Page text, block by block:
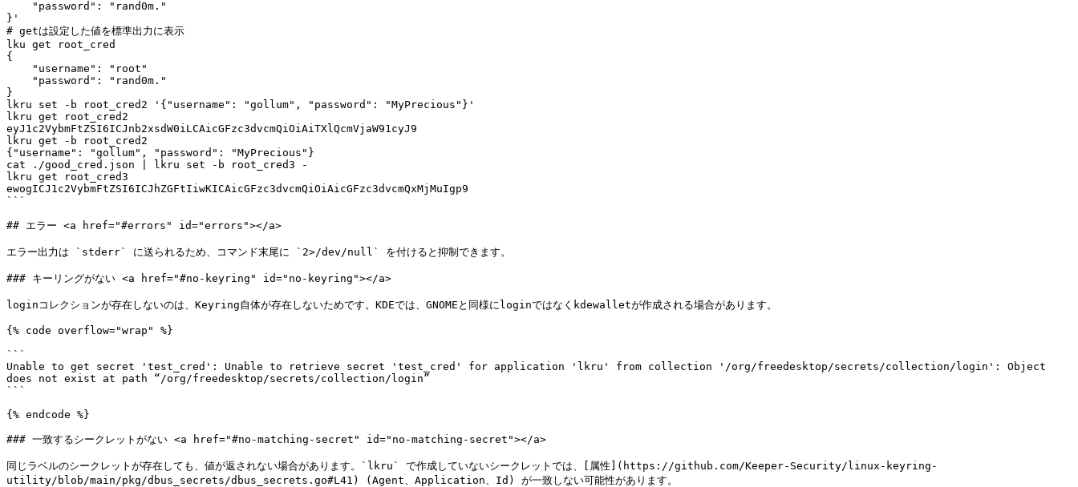
}'
# getは設定した値を標準出力に表示
lku get root_cred
{
}
lkru set -b root_cred2 '{"username": "gollum", "password": "MyPrecious"}'
lkru get root_cred2
eyJ1c2VybmFtZSI6ICJnb2xsdW0iLCAicGFzc3dvcmQiOiAiTXlQcmVjaW91cyJ9
lkru get -b root_cred2
{"username": "gollum", "password": "MyPrecious"}
cat ./good_cred.json | lkru set -b root_cred3 -
lkru get root_cred3
ewogICJ1c2VybmFtZSI6ICJhZGFtIiwKICAicGFzc3dvcmQiOiAicGFzc3dvcmQxMjMuIgp9
```
## エラー <a href="#errors" id="errors"></a>
エラー出力は `stderr` に送られるため、コマンド末尾に `2>/dev/null` を付けると抑制できます。
### キーリングがない <a href="#no-keyring" id="no-keyring"></a>
loginコレクションが存在しないのは、Keyring自体が存在しないためです。KDEでは、GNOMEと同様にloginではなくkdewalletが作成される場合があります。
{% code overflow="wrap" %}
```
Unable to get secret 'test_cred': Unable to retrieve secret 'test_cred' for application 'lkru' from collection '/org/freedesktop/secrets/collection/login': Object
does not exist at path “/org/freedesktop/secrets/collection/login”
```
{% endcode %}
### 一致するシークレットがない <a href="#no-matching-secret" id="no-matching-secret"></a>
同じラベルのシークレットが存在しても、値が返されない場合があります。`lkru` で作成していないシークレットでは、[属性](https://github.com/Keeper-Security/linux-keyring-
utility/blob/main/pkg/dbus_secrets/dbus_secrets.go#L41) (Agent、Application、Id) が一致しない可能性があります。